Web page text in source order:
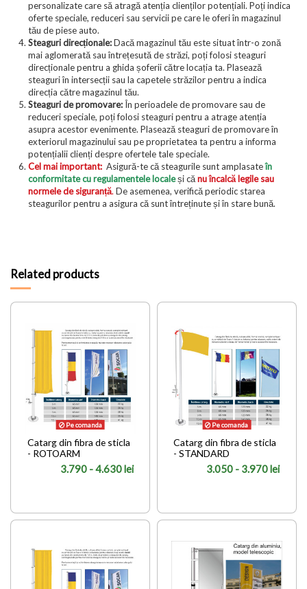
personalizate care să atragă atenția clienților potențiali. Poți indica
oferte speciale, reduceri sau servicii pe care le oferi în magazinul
tău de piese auto.
Steaguri direcționale:Dacă magazinul tău este situat într-o zonă
mai aglomerată sau întrețesută de străzi, poți folosi steaguri
direcționale pentru a ghida șoferii către locația ta. Plasează
steaguri în intersecții sau la capetele străzilor pentru a indica
direcția către magazinul tău.
Steaguri de promovare:În perioadele de promovare sau de
reduceri speciale, poți folosi steaguri pentru a atrage atenția
asupra acestor evenimente. Plasează steaguri de promovare în
exteriorul magazinului sau pe proprietatea ta pentru a informa
potențialii clienți despre ofertele tale speciale.
Cel mai important: Asigură-te că steagurile sunt amplasateîn
conformitate cu regulamentele localeși cănu încalcă legile sau
normele de siguranță. De asemenea, verifică periodic starea
steagurilor pentru a asigura că sunt întreținute și în stare bună.
Related products
Pe comanda
Catarg din fibra de sticla
- ROTOARM
3.790 - 4.630 lei
Pe comanda
Catarg din fibra de sticla
- STANDARD
3.050 - 3.970 lei